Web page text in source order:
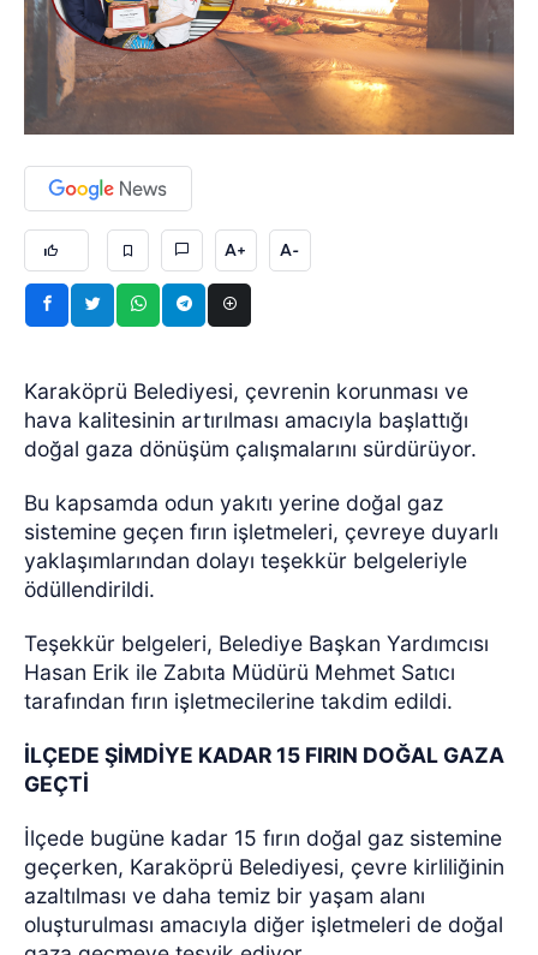
A+ A-
Karaköprü Belediyesi, çevrenin korunması ve
hava kalitesinin artırılması amacıyla başlattığı
doğal gaza dönüşüm çalışmalarını sürdürüyor.
Bu kapsamda odun yakıtı yerine doğal gaz
sistemine geçen fırın işletmeleri, çevreye duyarlı
yaklaşımlarından dolayı teşekkür belgeleriyle
ödüllendirildi.
Teşekkür belgeleri, Belediye Başkan Yardımcısı
Hasan Erik ile Zabıta Müdürü Mehmet Satıcı
tarafından fırın işletmecilerine takdim edildi.
İLÇEDE ŞİMDİYE KADAR 15 FIRIN DOĞAL GAZA
GEÇTİ
İlçede bugüne kadar 15 fırın doğal gaz sistemine
geçerken, Karaköprü Belediyesi, çevre kirliliğinin
azaltılması ve daha temiz bir yaşam alanı
oluşturulması amacıyla diğer işletmeleri de doğal